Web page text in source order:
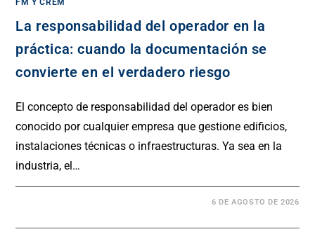
La responsabilidad del operador en la
práctica: cuando la documentación se
convierte en el verdadero riesgo
El concepto de responsabilidad del operador es bien
conocido por cualquier empresa que gestione edificios,
instalaciones técnicas o infraestructuras. Ya sea en la
industria, el…
6 DE AGOSTO DE 2026